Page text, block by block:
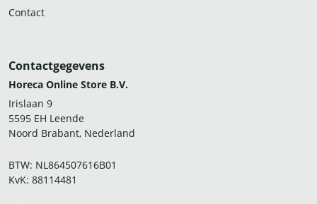
Contact
Contactgegevens
Horeca Online Store B.V.
Irislaan 9
5595 EH Leende
Noord Brabant, Nederland
BTW: NL864507616B01
KvK: 88114481